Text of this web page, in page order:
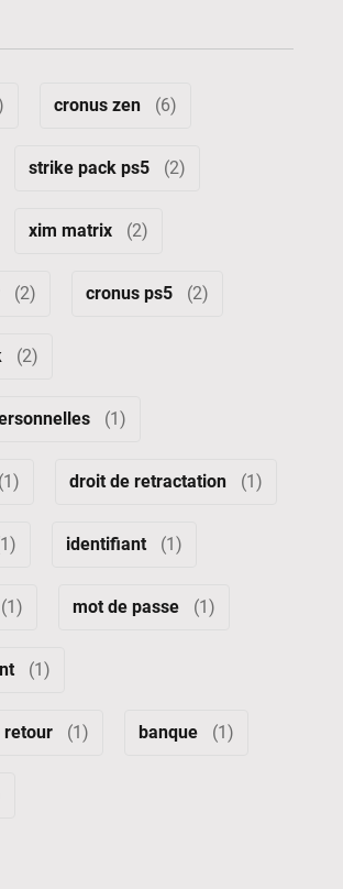
cronus zen (6)
strike pack ps5 (2)
xim matrix (2)
(2) cronus ps5 (2)
(2)
(1)
(1) droit de retractation (1)
identifiant (1)
(1) mot de passe (1)
(1)
retour (1) banque (1)